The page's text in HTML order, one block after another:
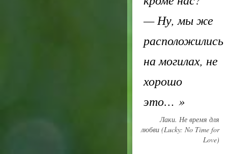
— Ну, мы же
расположились
на могилах, не
хорошо
это… »
Лаки. Не время для
любви (Lucky: No Time for
Love)